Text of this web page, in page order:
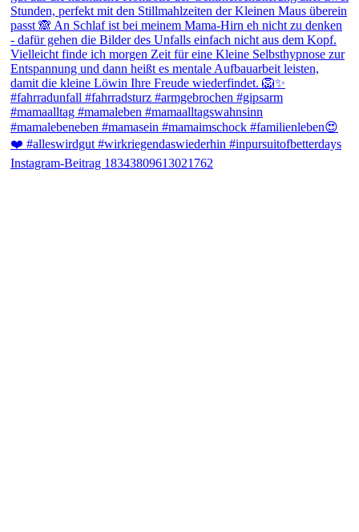
Instagram-Beitrag 18343809613021762